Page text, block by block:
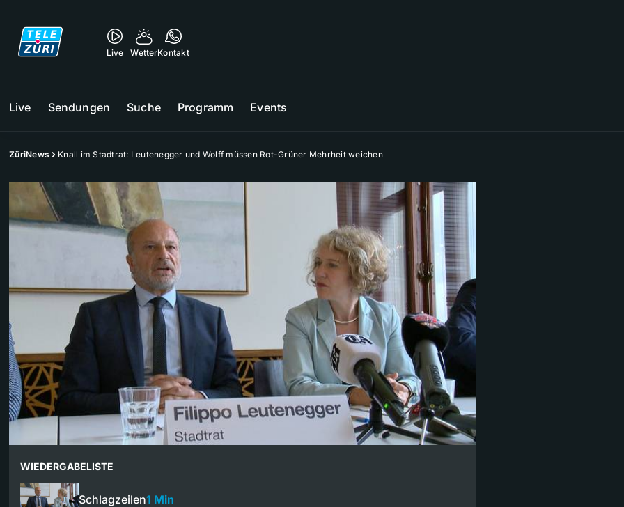
Live WetterKontakt
Live Sendungen Suche Programm Events
ZüriNews Knall im Stadtrat: Leutenegger und Wolff müssen Rot-Grüner Mehrheit weichen
WIEDERGABELISTE
Schlagzeilen1 Min